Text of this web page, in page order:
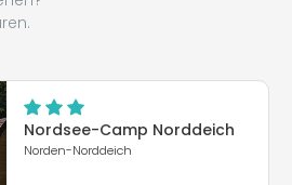
Nordsee-Camp Norddeich
Norden-Norddeich